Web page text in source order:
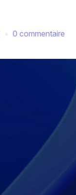
0 commentaire